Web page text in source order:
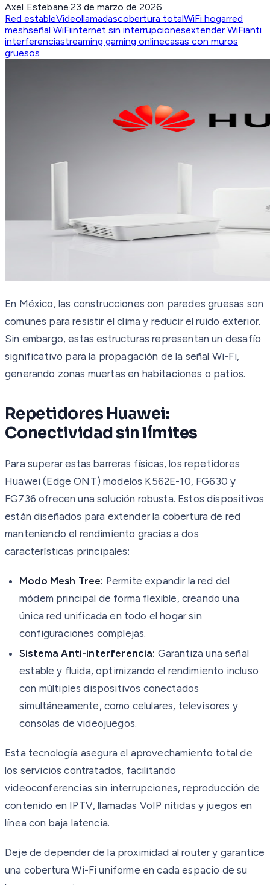
Axel Estebane·23 de marzo de 2026·
Red estableVideollamadascobertura totalWiFi hogarred
meshseñal WiFiinternet sin interrupcionesextender WiFianti
interferenciastreaming gaming onlinecasas con muros
gruesos
En México, las construcciones con paredes gruesas son
comunes para resistir el clima y reducir el ruido exterior.
Sin embargo, estas estructuras representan un desafío
significativo para la propagación de la señal Wi-Fi,
generando zonas muertas en habitaciones o patios.
Repetidores Huawei:
Conectividad sin límites
Para superar estas barreras físicas, los repetidores
Huawei (Edge ONT) modelos K562E-10, FG630 y
FG736 ofrecen una solución robusta. Estos dispositivos
están diseñados para extender la cobertura de red
manteniendo el rendimiento gracias a dos
características principales:
Modo Mesh Tree: Permite expandir la red del
módem principal de forma flexible, creando una
única red unificada en todo el hogar sin
configuraciones complejas.
Sistema Anti-interferencia: Garantiza una señal
estable y fluida, optimizando el rendimiento incluso
con múltiples dispositivos conectados
simultáneamente, como celulares, televisores y
consolas de videojuegos.
Esta tecnología asegura el aprovechamiento total de
los servicios contratados, facilitando
videoconferencias sin interrupciones, reproducción de
contenido en IPTV, llamadas VoIP nítidas y juegos en
línea con baja latencia.
Deje de depender de la proximidad al router y garantice
una cobertura Wi-Fi uniforme en cada espacio de su